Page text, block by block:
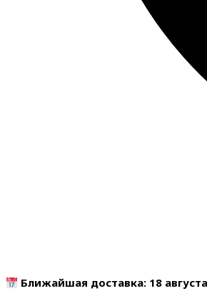
Ближайшая доставка: 18